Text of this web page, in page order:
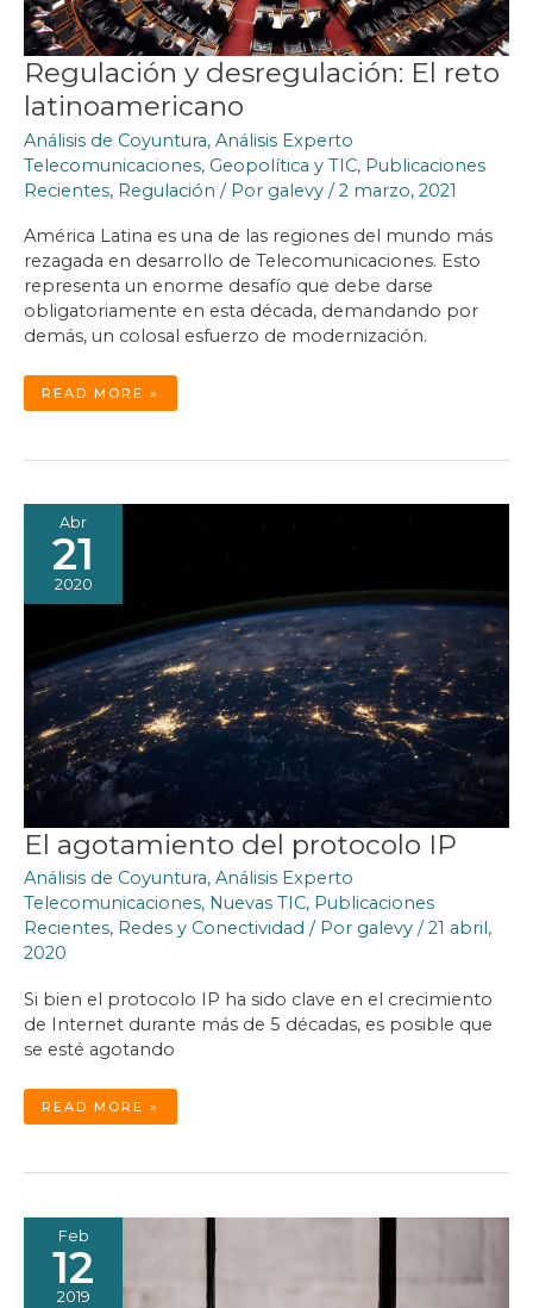
Regulación y desregulación: El reto
latinoamericano
Análisis de Coyuntura, Análisis Experto
Telecomunicaciones, Geopolítica y TIC, Publicaciones
Recientes, Regulación / Por galevy /2 marzo, 2021
América Latina es una de las regiones del mundo más
rezagada en desarrollo de Telecomunicaciones. Esto
representa un enorme desafío que debe darse
obligatoriamente en esta década, demandando por
demás, un colosal esfuerzo de modernización.
REGULACIÓN
DESREGULACIÓN:
READ MORE »
Abr
21
2020
El agotamiento del protocolo IP
Análisis de Coyuntura, Análisis Experto
Telecomunicaciones, Nuevas TIC, Publicaciones
Recientes, Redes y Conectividad / Por galevy /21 abril,
2020
Si bien el protocolo IP ha sido clave en el crecimiento
de Internet durante más de 5 décadas, es posible que
se esté agotando
EL
AGOTAMIENTO
DEL
READ MORE »
Feb
12
2019